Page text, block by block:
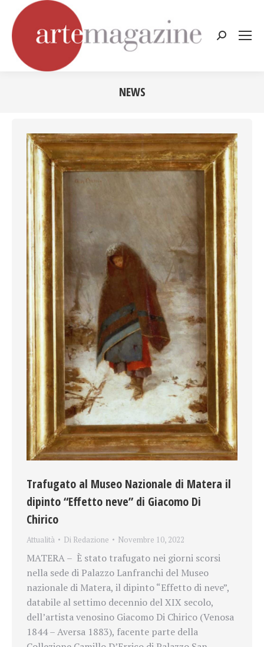
Cerca:
NEWS
Trafugato al Museo Nazionale di Matera il
dipinto “Effetto neve” di Giacomo Di
Chirico
Attualità Di Redazione Novembre 10, 2022
MATERA – È stato trafugato nei giorni scorsi
nella sede di Palazzo Lanfranchi del Museo
nazionale di Matera, il dipinto “Effetto di neve”,
databile al settimo decennio del XIX secolo,
dell’artista venosino Giacomo Di Chirico (Venosa
1844 – Aversa 1883), facente parte della